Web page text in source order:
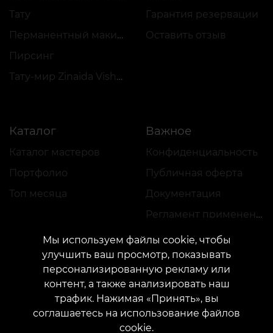
Тату
Перманентный макияж
Пирсинг
Тату-мир Zinaida Vishenka
Гарантия резервации
Оставить отзыв
Каталог
Каталог мастеров
Портфолио
Топ месяца
Важное
Конфиденциальность
Публичная оферта
Документация
Регламент применения акций
КОНТАКТЫ
Свяжитесь с нами: customers@vean-tattoo.com
Мы используем файлы cookie, чтобы
улучшить ваш просмотр, показывать
персонализированную рекламу или
контент, а также анализировать наш
трафик. Нажимая «Принять», вы
соглашаетесь на использование файлов
cookie.